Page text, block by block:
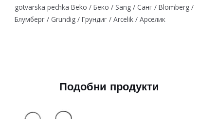
gotvarska pechka Beko / Беко / Sang / Санг / Blomberg /
Блумберг / Grundig / Грундиг / Arcelik / Арселик
Подобни продукти